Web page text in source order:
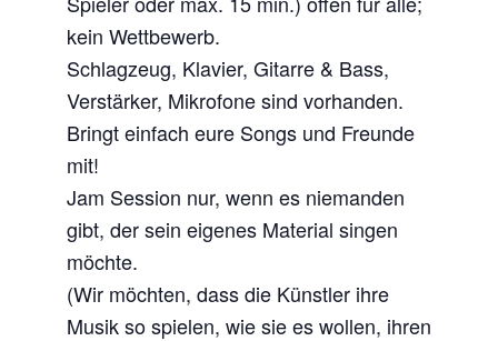
kein Wettbewerb.
Schlagzeug, Klavier, Gitarre & Bass,
Verstärker, Mikrofone sind vorhanden.
Bringt einfach eure Songs und Freunde
mit!
Jam Session nur, wenn es niemanden
gibt, der sein eigenes Material singen
möchte.
(Wir möchten, dass die Künstler ihre
Musik so spielen, wie sie es wollen, ihren